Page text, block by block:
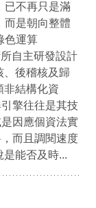
已不再只是滿
而是朝向整體
色運算
自主研發設計
、後稽核及歸
非結構化資
擎往往是其技
因應個資法實
而且調閱速度
能否及時...